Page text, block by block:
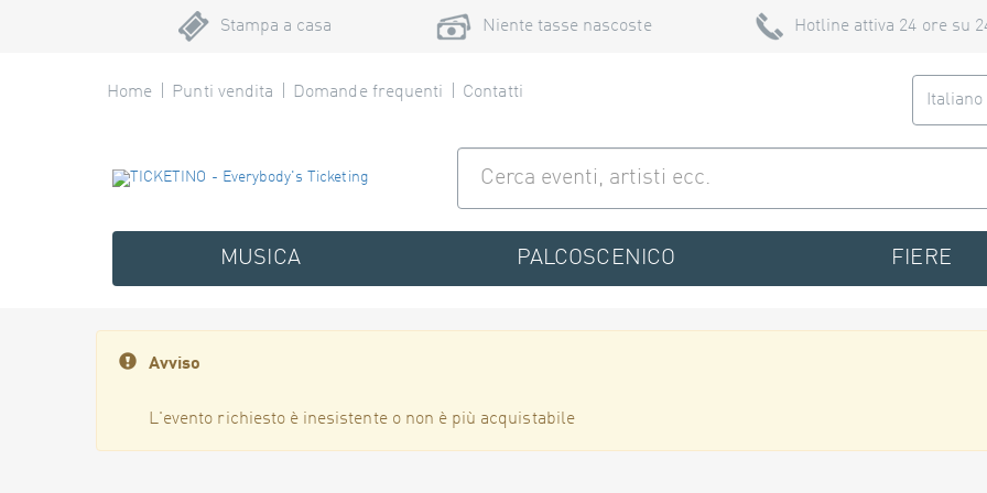
Stampa a casa Niente tasse nascoste Hotline attiva 24 ore su
Home Punti vendita Domande frequenti Contatti Italiano
MUSICA PALCOSCENICO FIERE
Avviso
L'evento richiesto è inesistente o non è più acquistabile